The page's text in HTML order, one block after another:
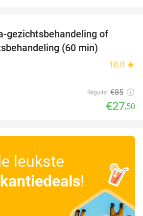
gezichtsbehandeling of
(60 min)
10.0 star
Regulier €85
€27,50
leukste
!